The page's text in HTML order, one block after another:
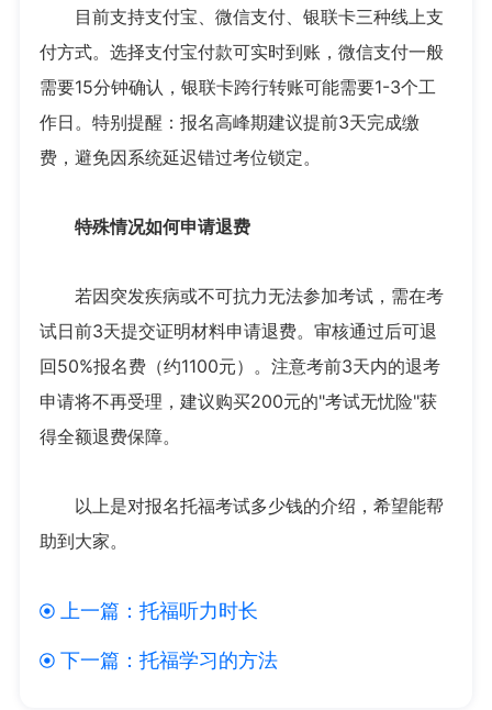
目前支持支付宝、微信支付、银联卡三种线上支
付方式。选择支付宝付款可实时到账，微信支付一般
需要15分钟确认，银联卡跨行转账可能需要1-3个工
作日。特别提醒：报名高峰期建议提前3天完成缴
费，避免因系统延迟错过考位锁定。
特殊情况如何申请退费
若因突发疾病或不可抗力无法参加考试，需在考
试日前3天提交证明材料申请退费。审核通过后可退
回50%报名费（约1100元）。注意考前3天内的退考
申请将不再受理，建议购买200元的"考试无忧险"获
得全额退费保障。
以上是对报名托福考试多少钱的介绍，希望能帮
助到大家。
上一篇： 托福听力时长
下一篇： 托福学习的方法